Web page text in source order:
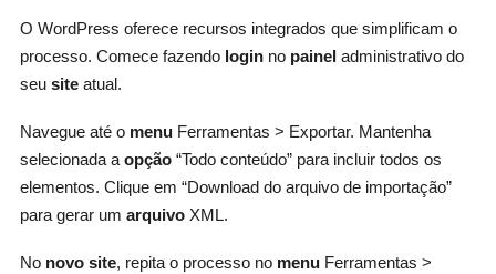
O WordPress oferece recursos integrados que simplificam o
processo. Comece fazendo loginno paineladministrativo do
seu siteatual.
Navegue até o menuFerramentas > Exportar. Mantenha
selecionada a opção“Todo conteúdo” para incluir todos os
elementos. Clique em “Download do arquivo de importação”
para gerar um arquivoXML.
No novo site, repita o processo no menuFerramentas >